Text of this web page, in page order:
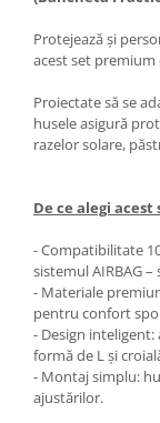
Protejează și
acest set premium
Proiectate să se
husele asigură
razelor solare,
De ce alegi acest
- Compatibilitate
sistemul AIRBAG
- Materiale
pentru confort
- Design inteligent:
formă de L și
- Montaj simplu:
ajustărilor.